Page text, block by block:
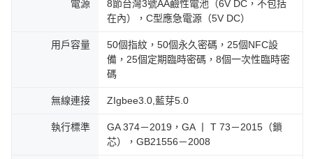
電源
8節台灣3號AA鹼性電池（6V DC，不包括
在內），C型應急電源（5V DC）
用戶容量
50個指紋，50個永久密碼，25個NFC設
備，25個定期臨時密碼，8個一次性臨時密
碼
無線連接 ZIgbee3.0,藍芽5.0
執行標準
GA 374－2019，GA 丨 T 73－2015（鎖
芯），GB21556－2008